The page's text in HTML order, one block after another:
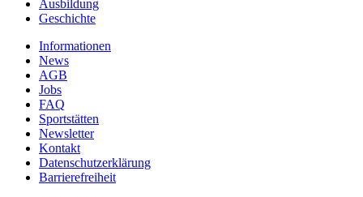
Ausbildung
Geschichte
Informationen
News
AGB
Jobs
FAQ
Sportstätten
Newsletter
Kontakt
Datenschutzerklärung
Barrierefreiheit